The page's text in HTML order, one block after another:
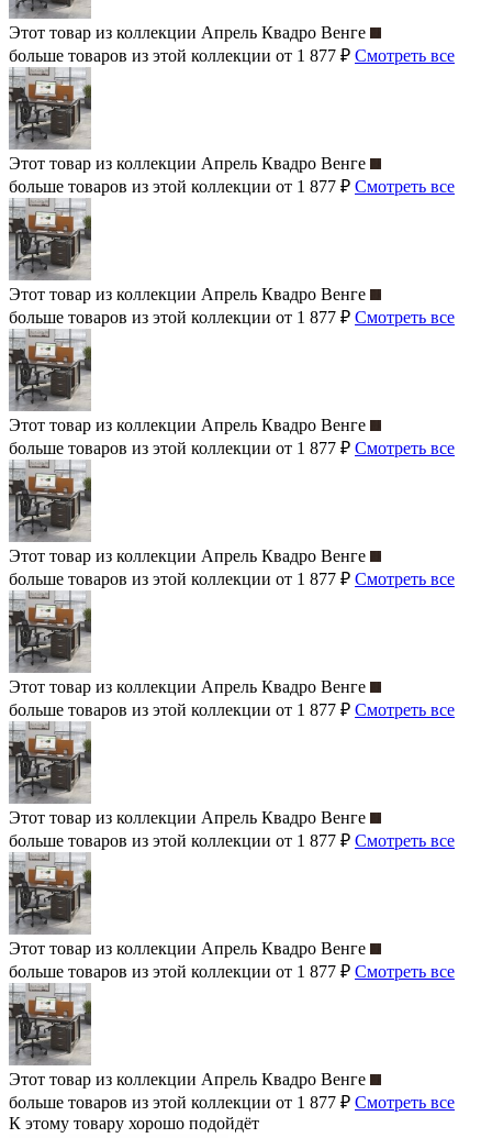
Этот товар из коллекции Апрель Квадро Венге
больше товаров из этой коллекции от 1 877 ₽ Смотреть все
Этот товар из коллекции Апрель Квадро Венге
больше товаров из этой коллекции от 1 877 ₽ Смотреть все
Этот товар из коллекции Апрель Квадро Венге
больше товаров из этой коллекции от 1 877 ₽ Смотреть все
Этот товар из коллекции Апрель Квадро Венге
больше товаров из этой коллекции от 1 877 ₽ Смотреть все
Этот товар из коллекции Апрель Квадро Венге
больше товаров из этой коллекции от 1 877 ₽ Смотреть все
Этот товар из коллекции Апрель Квадро Венге
больше товаров из этой коллекции от 1 877 ₽ Смотреть все
Этот товар из коллекции Апрель Квадро Венге
больше товаров из этой коллекции от 1 877 ₽ Смотреть все
Этот товар из коллекции Апрель Квадро Венге
больше товаров из этой коллекции от 1 877 ₽ Смотреть все
Этот товар из коллекции Апрель Квадро Венге
больше товаров из этой коллекции от 1 877 ₽ Смотреть все
К этому товару хорошо подойдёт